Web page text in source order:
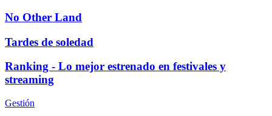
No Other Land
Tardes de soledad
Ranking - Lo mejor estrenado en festivales y
streaming
Gestión